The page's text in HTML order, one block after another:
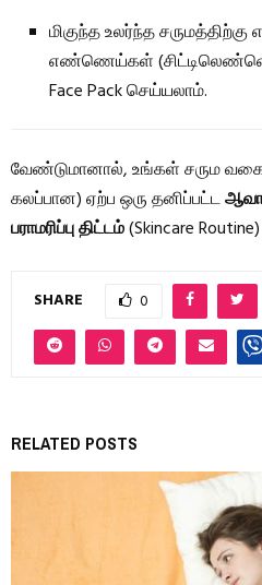
மிகுந்த உலர்ந்த
எண்ணெய்கள்
Face Pack செய்யலாம்.
வேண்டுமானால், உங்கள் சரும
கலப்பான) ஏற்ப ஒரு தனிப்பட்ட
பராமரிப்பு திட்டம்(Skincare
SHARE 0
RELATED POSTS